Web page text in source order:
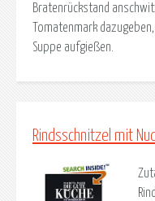
Bratenrückstand
Tomatenmark
Suppe aufgießen.
Rindsschnitzel mit